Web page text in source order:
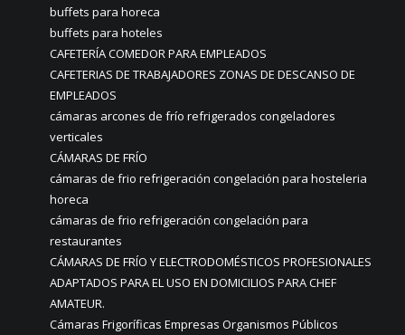
buffets para horeca
buffets para hoteles
CAFETERÍA COMEDOR PARA EMPLEADOS
CAFETERIAS DE TRABAJADORES ZONAS DE DESCANSO DE
EMPLEADOS
cámaras arcones de frío refrigerados congeladores
verticales
CÁMARAS DE FRÍO
cámaras de frio refrigeración congelación para hosteleria
horeca
cámaras de frio refrigeración congelación para
restaurantes
CÁMARAS DE FRÍO Y ELECTRODOMÉSTICOS PROFESIONALES
ADAPTADOS PARA EL USO EN DOMICILIOS PARA CHEF
AMATEUR.
Cámaras Frigoríficas Empresas Organismos Públicos